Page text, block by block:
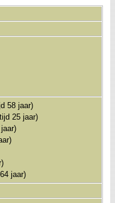
58 jaar)
25 jaar)
jaar)